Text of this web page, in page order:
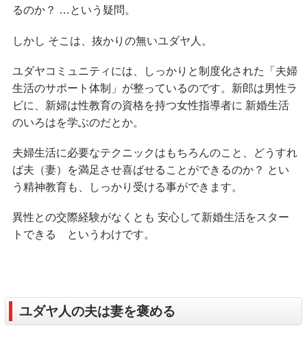
るのか？ …という疑問。
しかし そこは、抜かりの無いユダヤ人。
ユダヤコミュニティには、しっかりと制度化された「夫婦
生活のサポート体制」が整っているのです。新郎は男性ラ
ビに、新婦は性教育の資格を持つ女性指導者に 新婚生活
のいろはを学ぶのだとか。
夫婦生活に必要なテクニックはもちろんのこと、どうすれ
ば夫（妻）を満足させ喜ばせることができるのか？ とい
う精神教育も、しっかり受ける事ができます。
異性との交際経験がなくとも 安心して新婚生活をスター
トできる というわけです。
ユダヤ人の夫は妻を褒める